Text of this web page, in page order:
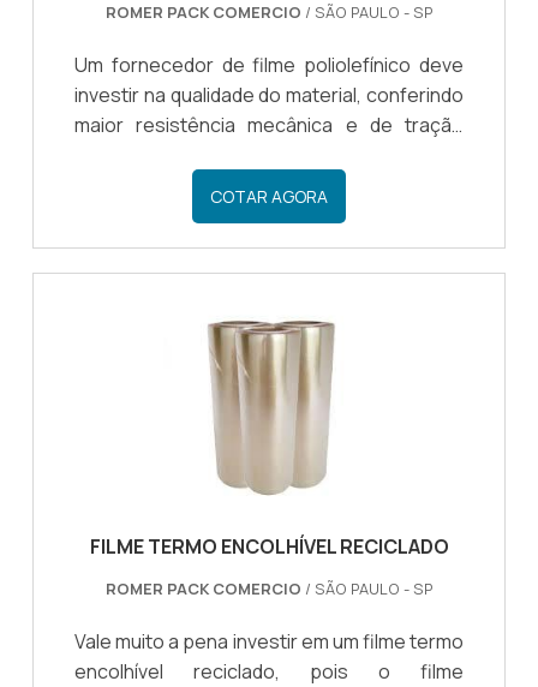
ROMER PACK COMERCIO / SÃO PAULO - SP
Um fornecedor de filme poliolefínico deve
investir na qualidade do material, conferindo
maior resistência mecânica e de tração
empacotamento de diferentes tipos de
mercadorias.COMO IDENTIFICAR UM BOM
FORNECEDOR DE FILMEMuitos segmentos
procuram pelo poliolefínico, visando todas
quando se trata da proteção e segurança
de mercadorias, para processos logísti...
COTAR AGORA
FILME TERMO ENCOLHÍVEL RECICLADO
ROMER PACK COMERCIO / SÃO PAULO - SP
Vale muito a pena investir em um filme termo
encolhível reciclado, pois o filme